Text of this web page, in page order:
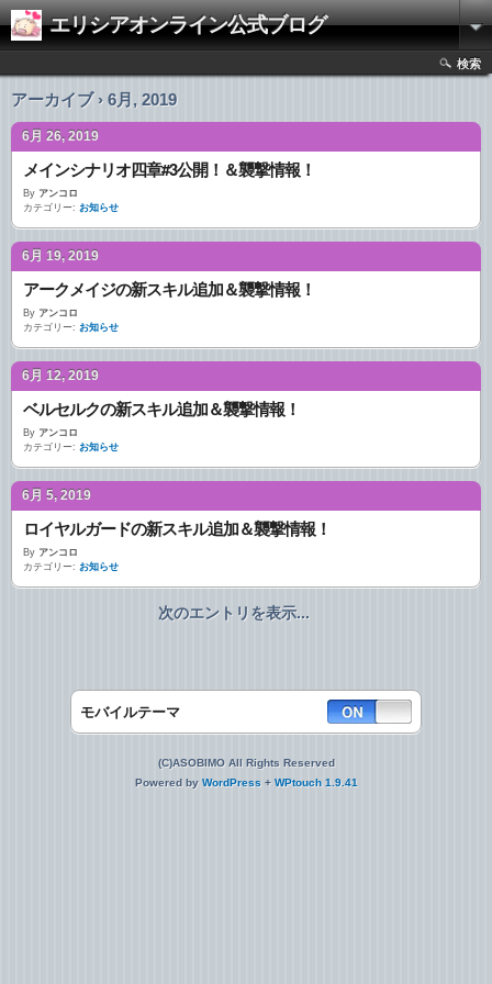
エリシアオンライン公式ブログ
検索
アーカイブ › 6月, 2019
6月 26, 2019
メインシナリオ四章#3公開！＆襲撃情報！
By アンコロ
カテゴリー: お知らせ
6月 19, 2019
アークメイジの新スキル追加＆襲撃情報！
By アンコロ
カテゴリー: お知らせ
6月 12, 2019
ベルセルクの新スキル追加＆襲撃情報！
By アンコロ
カテゴリー: お知らせ
6月 5, 2019
ロイヤルガードの新スキル追加＆襲撃情報！
By アンコロ
カテゴリー: お知らせ
次のエントリを表示...
モバイルテーマ
(C)ASOBIMO All Rights Reserved
Powered by WordPress + WPtouch 1.9.41